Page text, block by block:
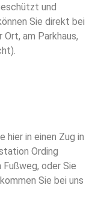
und
Sie direkt bei
am Parkhaus,
hier in einen Zug in
Ording
oder Sie
Sie bei uns